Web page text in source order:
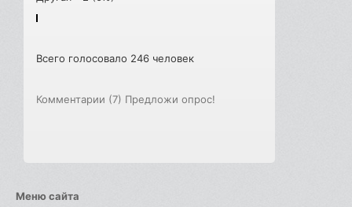
Всего голосовало 246 человек
Комментарии (7) Предложи опрос!
Меню сайта